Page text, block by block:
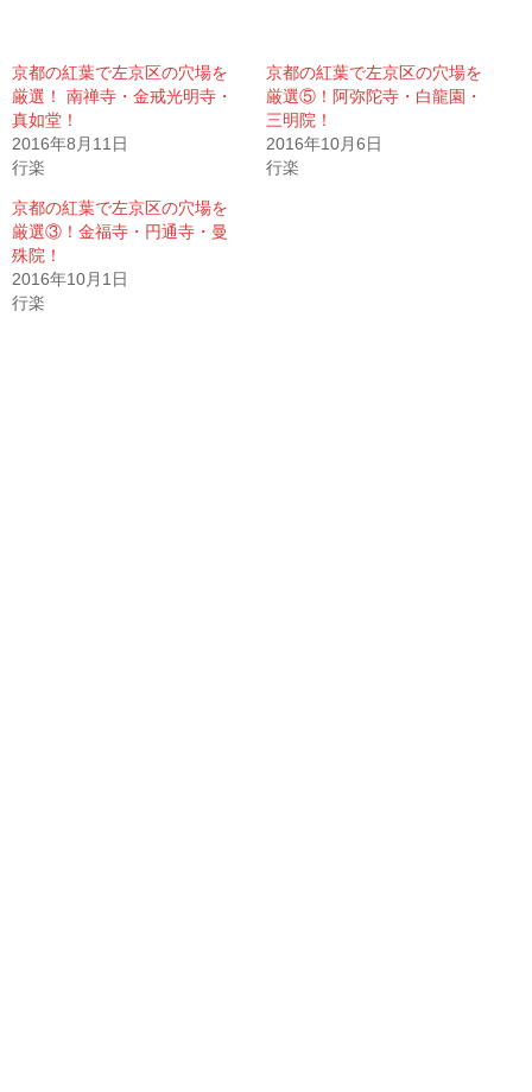
京都の紅葉で左京区の穴場を
厳選！ 南禅寺・金戒光明寺・
真如堂！
2016年8月11日
行楽
京都の紅葉で左京区の穴場を
厳選⑤！阿弥陀寺・白龍園・
三明院！
2016年10月6日
行楽
京都の紅葉で左京区の穴場を
厳選③！金福寺・円通寺・曼
殊院！
2016年10月1日
行楽